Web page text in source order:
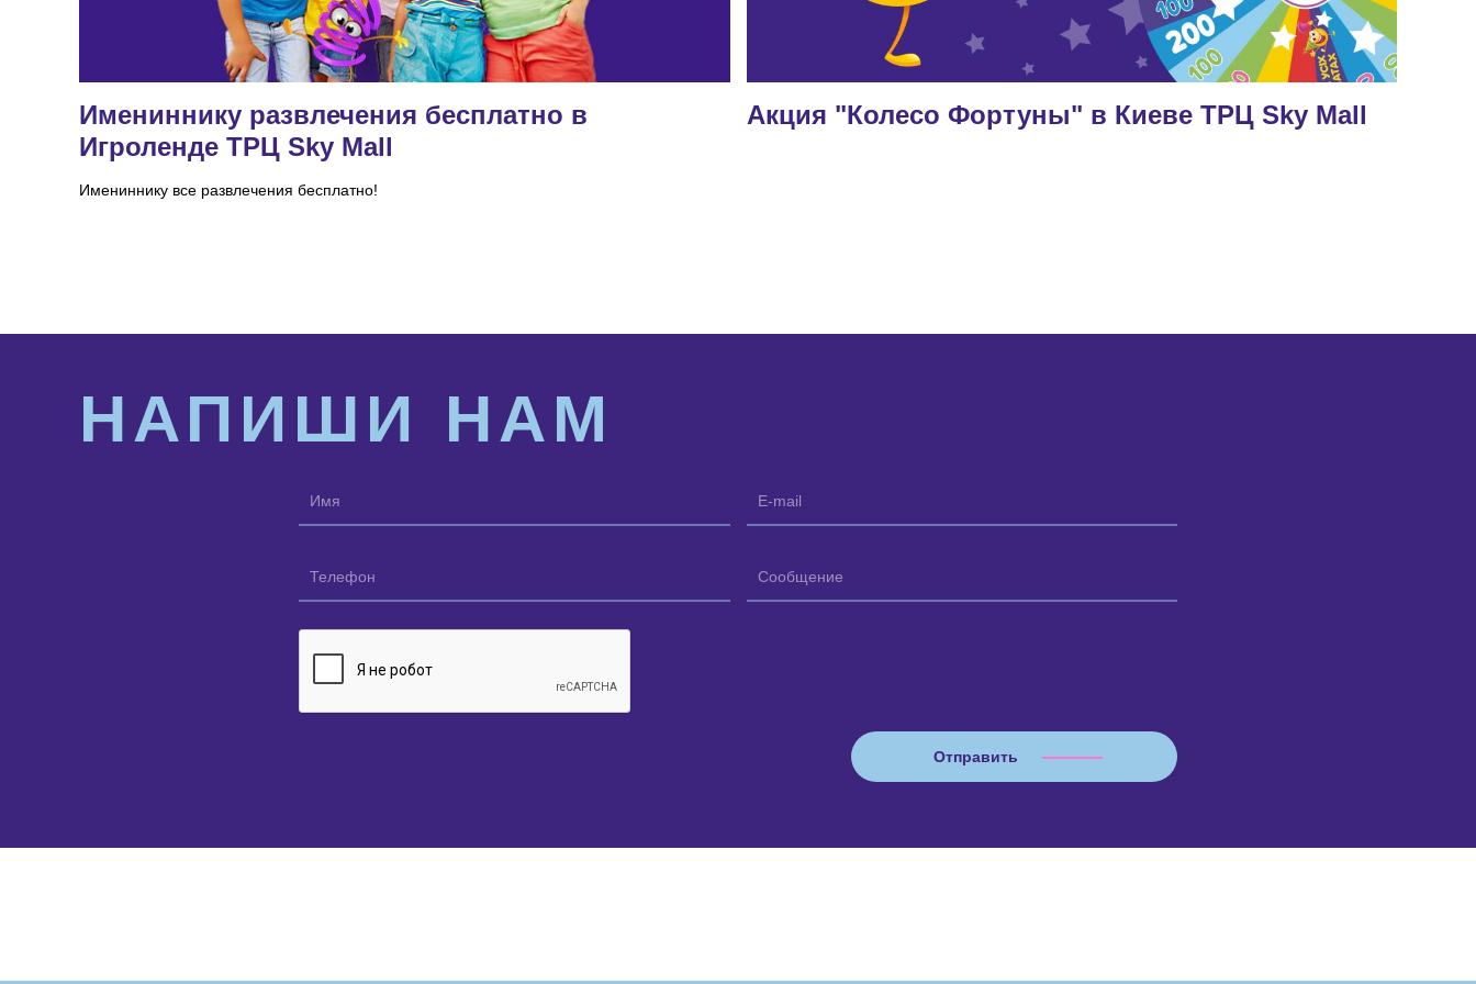
Имениннику развлечения бесплатно в
Игроленде ТРЦ Sky Mall
Имениннику все развлечения бесплатно!
Акция "Колесо Фортуны" в Киеве ТРЦ Sky Mall
НАПИШИ НАМ